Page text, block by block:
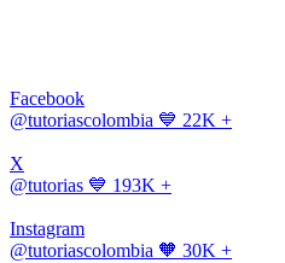
Facebook
@tutoriascolombia 💙 22K +
X
@tutorias 💙 193K +
Instagram
@tutoriascolombia 🧡 30K +